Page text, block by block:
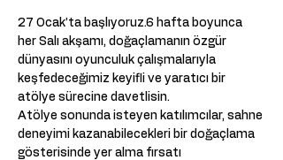
27 Ocak’ta başlıyoruz.6 hafta boyunca
her Salı akşamı, doğaçlamanın özgür
dünyasını oyunculuk çalışmalarıyla
keşfedeceğimiz keyifli ve yaratıcı bir
atölye sürecine davetlisin.
Atölye sonunda isteyen katılımcılar, sahne
deneyimi kazanabilecekleri bir doğaçlama
gösterisinde yer alma fırsatı